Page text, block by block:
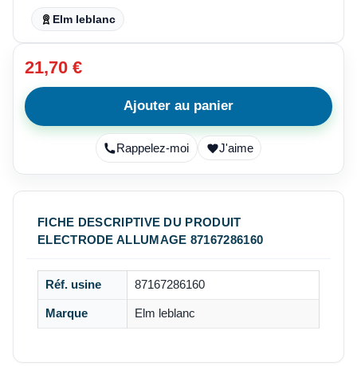
Elm leblanc
21,70 €
Ajouter au panier
Rappelez-moi J'aime
FICHE DESCRIPTIVE DU PRODUIT
ELECTRODE ALLUMAGE 87167286160
Réf. usine 87167286160
Marque Elm leblanc